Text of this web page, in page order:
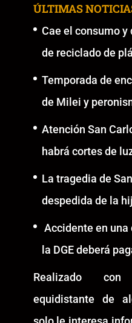
ÚLTIMAS
Cae el consumo
de reciclado de
Temporada de
de Milei y
Atención San
habrá cortes de
La tragedia de
despedida de la
Accidente en una
la DGE deberá
Realizado
equidistante de